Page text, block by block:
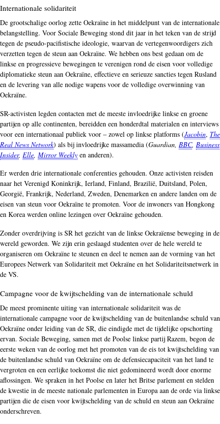
Internationale solidariteit
De grootschalige oorlog zette Oekraïne in het middelpunt van de internationale
belangstelling. Voor Sociale Beweging stond dit jaar in het teken van de strijd
tegen de pseudo-pacifistische ideologie, waarvan de vertegenwoordigers zich
verzetten tegen de steun aan Oekraïne. We hebben ons best gedaan om de
linkse en progressieve bewegingen te verenigen rond de eisen voor volledige
diplomatieke steun aan Oekraïne, effectieve en serieuze sancties tegen Rusland
en de levering van alle nodige wapens voor de volledige overwinning van
Oekraïne.
SR-activisten legden contacten met de meeste invloedrijke linkse en groene
partijen op alle continenten, bereidden een honderdtal materialen en interviews
voor een internationaal publiek voor ‒ zowel op linkse platforms (Jacobin, The
Real News Network) als bij invloedrijke massamedia (Guardian, BBC, Business
Insider, Elle Mirror Weekly en anderen).
Er werden drie internationale conferenties gehouden. Onze activisten reisden
naar het Verenigd Koninkrijk, Ierland, Finland, Brazilië, Duitsland, Polen,
Georgië, Frankrijk, Nederland, Zweden, Denemarken en andere landen om de
eisen van steun voor Oekraïne te promoten. Voor de inwoners van Hongkong
en Korea werden online lezingen over Oekraïne gehouden.
Zonder overdrijving is SR het gezicht van de linkse Oekraïense beweging in de
wereld geworden. We zijn erin geslaagd studenten over de hele wereld te
organiseren om Oekraïne te steunen en deel te nemen aan de vorming van het
Europees Netwerk van Solidariteit met Oekraïne en het Solidariteitsnetwerk in
de VS.
Campagne voor de kwijtschelding van de internationale schuld
De meest prominente uiting van internationale solidariteit was de
internationale campagne voor de kwijtschelding van de buitenlandse schuld van
Oekraïne onder leiding van de SR, die eindigde met de tijdelijke opschorting
ervan. Sociale Beweging, samen met de Poolse linkse partij Razem, begon de
eerste weken van de oorlog met het promoten van de eis tot kwijtschelding van
de buitenlandse schuld van Oekraïne om de defensiecapaciteit van het land te
vergroten en een eerlijke toekomst die niet gedomineerd wordt door enorme
aflossingen. We spraken in het Poolse en later het Britse parlement en stelden
de kwestie in de meeste nationale parlementen in Europa aan de orde via linkse
partijen die de eisen voor kwijtschelding van de schuld en steun aan Oekraïne
onderschreven.